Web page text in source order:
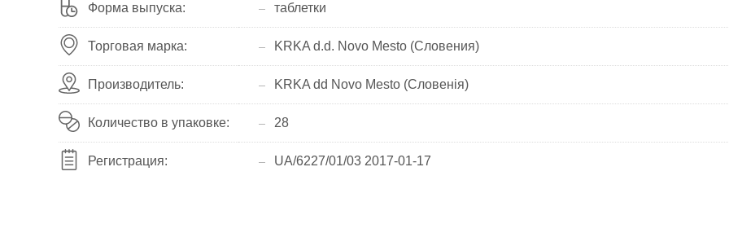
Форма выпуска: таблетки
Торговая марка: KRKA d.d. Novo Mesto (Словения)
Производитель: KRKA dd Novo Mesto (Словенія)
Количество в упаковке: 28
Регистрация: UA/6227/01/03 2017-01-17